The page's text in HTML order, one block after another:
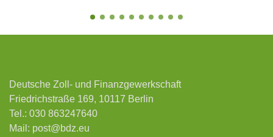
Deutsche Zoll- und Finanzgewerkschaft
Friedrichstraße 169, 10117 Berlin
Tel.: 030 863247640
Mail: post@bdz.eu